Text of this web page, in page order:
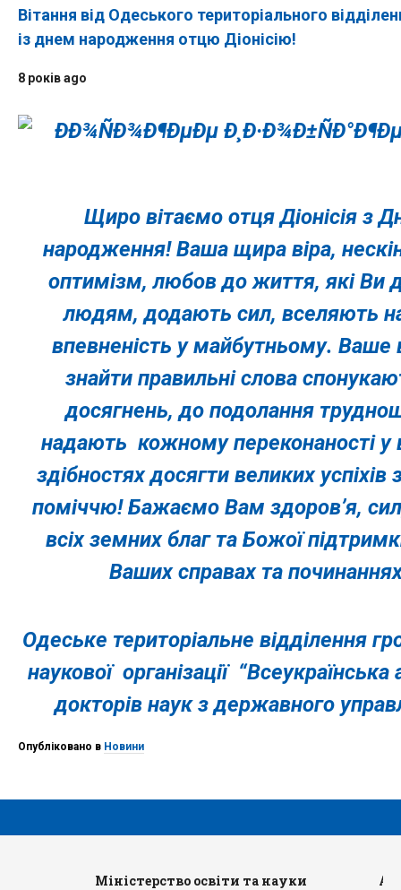
Вітання від Одеського територіального
із днем народження отцю Діонісію!
8 років ago
Щиро вітаємо отця Діонісія з
народження! Ваша щира віра,
оптимізм, любов до життя, які Ви
людям, додають сил, вселяють
впевненість у майбутньому. Ваше
знайти правильні слова
досягнень, до подолання
надають кожному переконаності у
здібностях досягти великих
поміччю! Бажаємо Вам здоров’я, сил,
всіх земних благ та Божої
Ваших справах та
Одеське територіальне відділення
наукової організації
докторів наук з державного
Опубліковано в Новини
Міністерство освіти та науки